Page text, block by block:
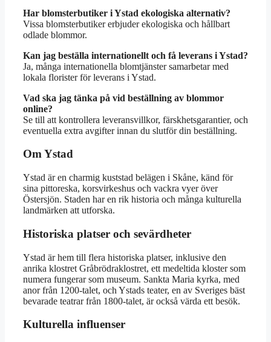
Har blomsterbutiker i Ystad ekologiska alternativ?
Vissa blomsterbutiker erbjuder ekologiska och hållbart
odlade blommor.
Kan jag beställa internationellt och få leverans i Ystad?
Ja, många internationella blomtjänster samarbetar med
lokala florister för leverans i Ystad.
Vad ska jag tänka på vid beställning av blommor
online?
Se till att kontrollera leveransvillkor, färskhetsgarantier, och
eventuella extra avgifter innan du slutför din beställning.
Om Ystad
Ystad är en charmig kuststad belägen i Skåne, känd för
sina pittoreska, korsvirkeshus och vackra vyer över
Östersjön. Staden har en rik historia och många kulturella
landmärken att utforska.
Historiska platser och sevärdheter
Ystad är hem till flera historiska platser, inklusive den
anrika klostret Gråbrödraklostret, ett medeltida kloster som
numera fungerar som museum. Sankta Maria kyrka, med
anor från 1200-talet, och Ystads teater, en av Sveriges bäst
bevarade teatrar från 1800-talet, är också värda ett besök.
Kulturella influenser